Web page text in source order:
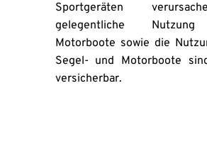
Sportgeräten
gelegentliche
Motorboote sowie die
Segel- und Motorboote
versicherbar.